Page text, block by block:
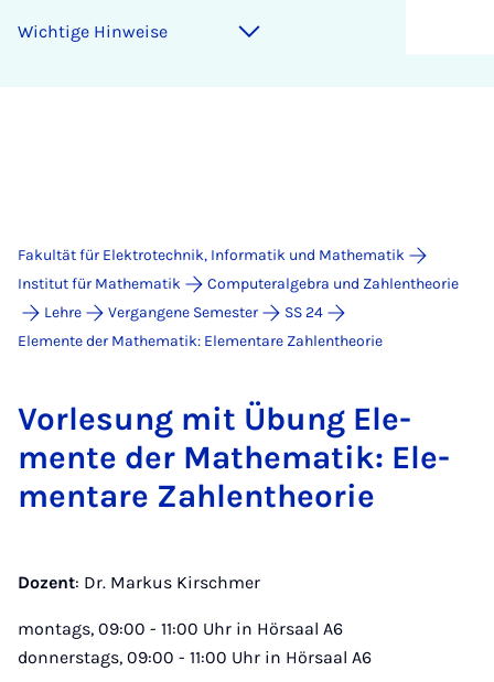
Wich­ti­ge Hin­wei­se
Fakultät für Elektrotechnik, Informatik und Mathematik
Institut für Mathematik
Computeralgebra und Zahlentheorie
Lehre
Vergangene Semester
SS 24
Elemente der Mathematik: Elementare Zahlentheorie
Vor­le­sung mit Übung Ele­
men­te der Ma­the­ma­tik: Ele­
men­ta­re Zah­len­the­o­rie
Dozent: Dr. Markus Kirschmer
montags, 09:00 - 11:00 Uhr in Hörsaal A6
donnerstags, 09:00 - 11:00 Uhr in Hörsaal A6